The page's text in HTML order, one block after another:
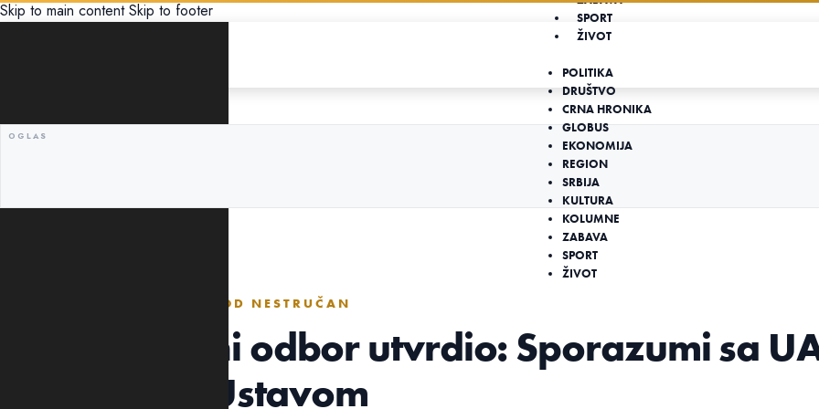
Skip to main content Skip to footer
SPORT
ŽIVOT
POLITIKA
DRUŠTVO
CRNA HRONIKA
GLOBUS
EKONOMIJA
REGION
SRBIJA
KULTURA
KOLUMNE
ZABAVA
SPORT
ŽIVOT
DRŽAVA ZAŠTIĆENA, PREVOD NESTRUČAN
Zakonodavni odbor utvrdio: Sporazumi sa
u skladu sa Ustavom